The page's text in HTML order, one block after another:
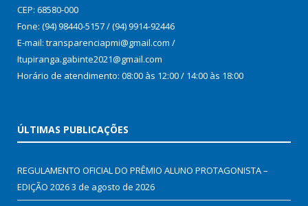
CEP: 68580-000
Fone: (94) 98440-5157 / (94) 9914-92446
E-mail: transparenciapmi@gmail.com /
Itupiranga.gabinte2021@gmail.com
Horário de atendimento: 08:00 às 12:00 / 14:00 às 18:00
ÚLTIMAS PUBLICAÇÕES
REGULAMENTO OFICIAL DO PRÊMIO ALUNO PROTAGONISTA –
EDIÇÃO 20263 de agosto de 2026